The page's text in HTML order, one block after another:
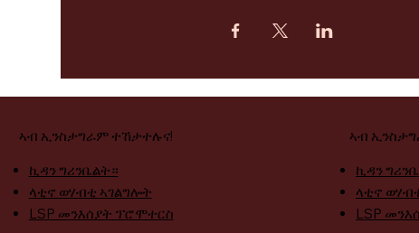
ኣብ ኢንስታግራም ተኸታተሉና!
ኪዳን ግሪንቤልት።
ላቲኖ ወሃብቲ ኣገልግሎት
LSP መንእሰያት ፕሮሞተርስ
ኣብ
ኪዳን
ላቲኖ
LSP